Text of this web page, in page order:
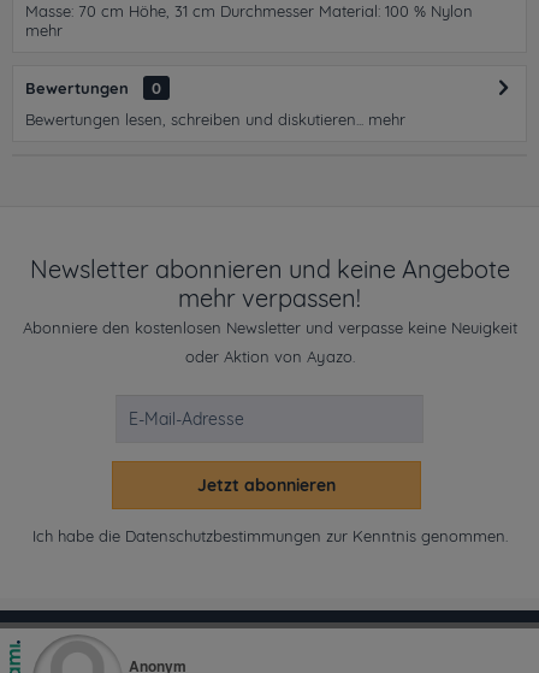
Masse: 70 cm Höhe, 31 cm Durchmesser Material: 100 % Nylon
mehr
Bewertungen
0
Bewertungen lesen, schreiben und diskutieren...
mehr
Newsletter abonnieren und keine Angebote
mehr verpassen!
Abonniere den kostenlosen Newsletter und verpasse keine Neuigkeit
oder Aktion von Ayazo.
Jetzt abonnieren
Ich habe die Datenschutzbestimmungen zur Kenntnis genommen.